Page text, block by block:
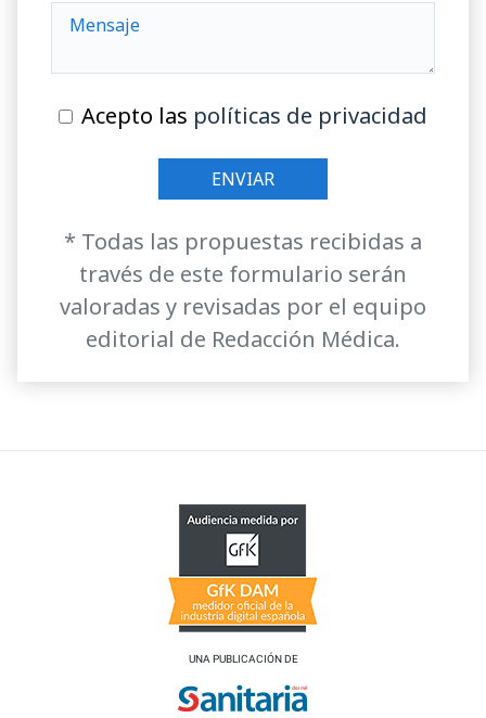
Acepto las políticas de privacidad
* Todas las propuestas recibidas a
través de este formulario serán
valoradas y revisadas por el equipo
editorial de Redacción Médica.
UNA PUBLICACIÓN DE